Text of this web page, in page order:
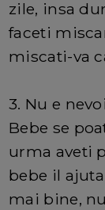
zile, insa
faceti
miscati-va
3. Nu e
Bebe se
urma aveti
bebe il
mai bine,